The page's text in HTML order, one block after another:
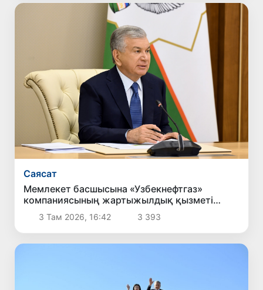
Саясат
Мемлекет басшысына «Узбекнефтгаз»
компаниясының жартыжылдық қызметі
туралы есеп берілді
3 Там 2026, 16:42 3 393